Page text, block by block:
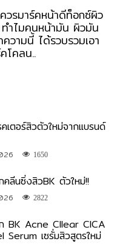
รมาร์คหน้าดีท็อกซ์ผิว
ำไมคนหน้ามัน ผิวมัน
วามนี้ ได้รวบรวมเอา
โคลน..
คเตอร์สิวตัวใหม่จากแบรนด์
1650
คลีนซิ่งสิวBK ตัวใหม่!!
2822
BK Acne Cllear CICA
Serum เซรั่มสิวสูตรใหม่